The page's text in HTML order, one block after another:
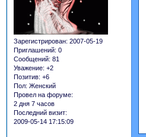
Зарегистрирован: 2007-05-19
Приглашений: 0
Сообщений: 81
Уважение: +2
Позитив: +6
Пол: Женский
Провел на форуме:
2 дня 7 часов
Последний визит:
2009-05-14 17:15:09